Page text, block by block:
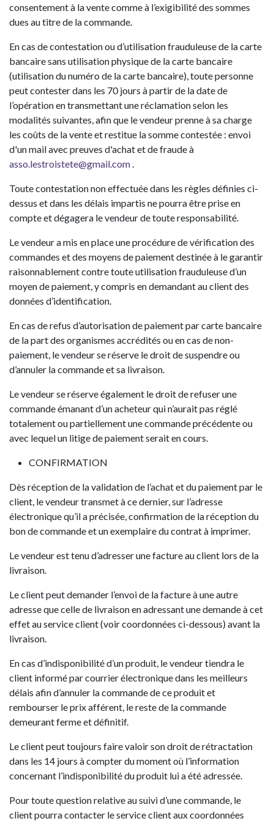
consentement à la vente comme à l’exigibilité des sommes
dues au titre de la commande.
En cas de contestation ou d’utilisation frauduleuse de la carte
bancaire sans utilisation physique de la carte bancaire
(utilisation du numéro de la carte bancaire), toute personne
peut contester dans les 70 jours à partir de la date de
l’opération en transmettant une réclamation selon les
modalités suivantes, afin que le vendeur prenne à sa charge
les coûts de la vente et restitue la somme contestée : envoi
d'un mail avec preuves d'achat et de fraude à
asso.lestroistete@gmail.com.
Toute contestation non effectuée dans les règles définies ci-
dessus et dans les délais impartis ne pourra être prise en
compte et dégagera le vendeur de toute responsabilité.
Le vendeur a mis en place une procédure de vérification des
commandes et des moyens de paiement destinée à le garantir
raisonnablement contre toute utilisation frauduleuse d’un
moyen de paiement, y compris en demandant au client des
données d’identification.
En cas de refus d’autorisation de paiement par carte bancaire
de la part des organismes accrédités ou en cas de non-
paiement, le vendeur se réserve le droit de suspendre ou
d’annuler la commande et sa livraison.
Le vendeur se réserve également le droit de refuser une
commande émanant d’un acheteur qui n’aurait pas réglé
totalement ou partiellement une commande précédente ou
avec lequel un litige de paiement serait en cours.
CONFIRMATION
Dès réception de la validation de l’achat et du paiement par le
client, le vendeur transmet à ce dernier, sur l’adresse
électronique qu’il a précisée, confirmation de la réception du
bon de commande et un exemplaire du contrat à imprimer.
Le vendeur est tenu d’adresser une facture au client lors de la
livraison.
Le client peut demander l’envoi de la facture à une autre
adresse que celle de livraison en adressant une demande à cet
effet au service client (voir coordonnées ci-dessous) avant la
livraison.
En cas d’indisponibilité d’un produit, le vendeur tiendra le
client informé par courrier électronique dans les meilleurs
délais afin d’annuler la commande de ce produit et
rembourser le prix afférent, le reste de la commande
demeurant ferme et définitif.
Le client peut toujours faire valoir son droit de rétractation
dans les 14 jours à compter du moment où l’information
concernant l’indisponibilité du produit lui a été adressée.
Pour toute question relative au suivi d’une commande, le
client pourra contacter le service client aux coordonnées